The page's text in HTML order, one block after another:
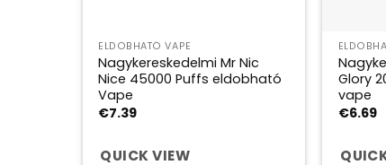
ELDOBHATÓ VAPE
Nagykereskedelmi Mr Nic
Nice 45000 Puffs eldobható
Vape
€7.39
QUICK VIEW
Glory
vape
€6.69